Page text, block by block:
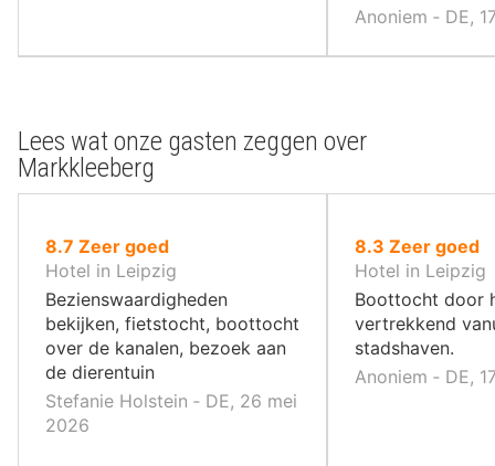
Anoniem ‐ DE,
Lees wat onze gasten zeggen over
Markkleeberg
8.7 uit
10
,
Zeer goed
Hotel in Leipzig
Bezienswaardigheden
bekijken, fietstocht, boottocht
over de kanalen, bezoek aan
de dierentuin
Stefanie Holstein ‐ DE, 26 mei
2026
8.3 uit
10
,
Zeer goed
Hotel in Leipzig
Boottocht door
vertrekkend
stadshaven.
Anoniem ‐ DE,